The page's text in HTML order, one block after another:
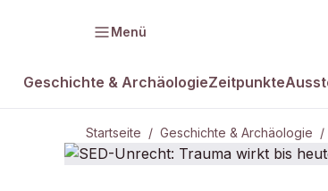
Menü
Geschichte & ArchäologieZeitpunkte
Startseite / Geschichte & Archäologie /